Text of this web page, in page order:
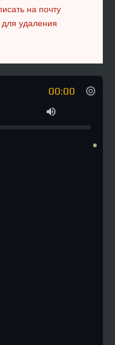
на почту
для удаления
00:00